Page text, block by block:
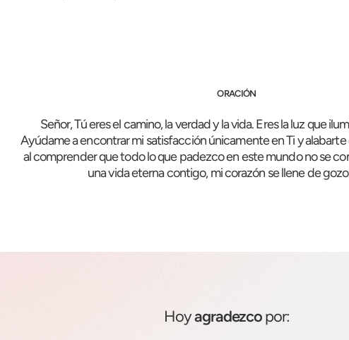
ORACIÓN
Señor, Tú eres el camino, la verdad y la vida. Eres la luz que
Ayúdame a encontrar mi satisfacción únicamente en Ti y
al comprender que todo lo que padezco en este mundo no se
una vida eterna contigo, mi corazón se llene de
Hoyagradezcopor: